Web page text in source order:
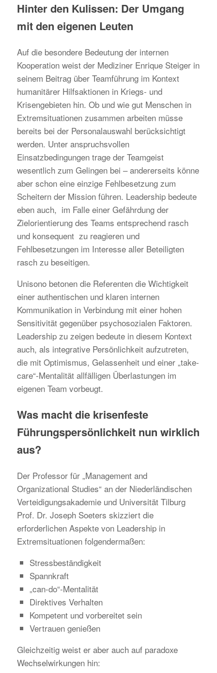
Hinter den Kulissen: Der Umgang
mit den eigenen Leuten
Auf die besondere Bedeutung der internen
Kooperation weist der Mediziner Enrique Steiger in
seinem Beitrag über Teamführung im Kontext
humanitärer Hilfsaktionen in Kriegs- und
Krisengebieten hin. Ob und wie gut Menschen in
Extremsituationen zusammen arbeiten müsse
bereits bei der Personalauswahl berücksichtigt
werden. Unter anspruchsvollen
Einsatzbedingungen trage der Teamgeist
wesentlich zum Gelingen bei – andererseits könne
aber schon eine einzige Fehlbesetzung zum
Scheitern der Mission führen. Leadership bedeute
eben auch, im Falle einer Gefährdung der
Zielorientierung des Teams entsprechend rasch
und konsequent zu reagieren und
Fehlbesetzungen im Interesse aller Beteiligten
rasch zu beseitigen.
Unisono betonen die Referenten die Wichtigkeit
einer authentischen und klaren internen
Kommunikation in Verbindung mit einer hohen
Sensitivität gegenüber psychosozialen Faktoren.
Leadership zu zeigen bedeute in diesem Kontext
auch, als integrative Persönlichkeit aufzutreten,
die mit Optimismus, Gelassenheit und einer „take-
care“-Mentalität allfälligen Überlastungen im
eigenen Team vorbeugt.
Was macht die krisenfeste
Führungspersönlichkeit nun wirklich
aus?
Der Professor für „Management and
Organizational Studies“ an der Niederländischen
Verteidigungsakademie und Universität Tilburg
Prof. Dr. Joseph Soeters skizziert die
erforderlichen Aspekte von Leadership in
Extremsituationen folgendermaßen:
Stressbeständigkeit
Spannkraft
„can-do“-Mentalität
Direktives Verhalten
Kompetent und vorbereitet sein
Vertrauen genießen
Gleichzeitig weist er aber auch auf paradoxe
Wechselwirkungen hin: